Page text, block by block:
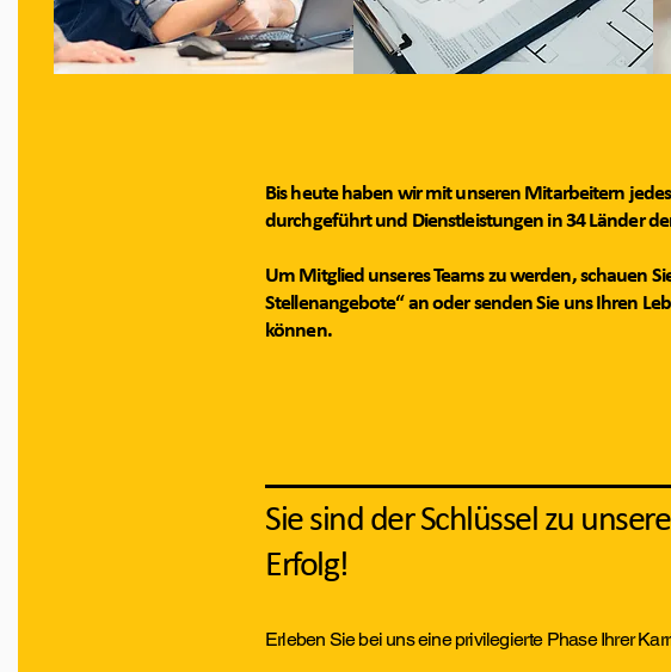
Bis heute haben wir mit unseren Mitarbeitern
durchgeführt und Dienstleistungen in 34 Länder
Um Mitglied unseres Teams zu werden, schauen
Stellenangebote“ an oder senden Sie uns Ihren
können.
Sie sind der Schlüssel zu
Erfolg!
Erleben Sie bei uns eine privilegierte Phase Ihrer